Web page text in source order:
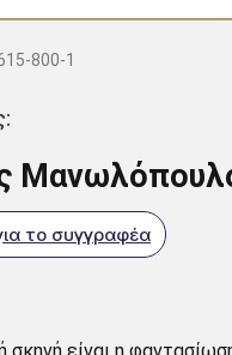
800-1
το συγγραφέα